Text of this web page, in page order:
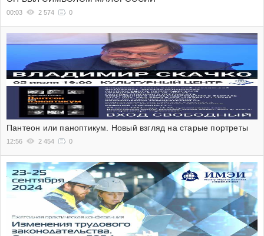
00:03 2 574 0
Пантеон или паноптикум. Новый взгляд на старые портреты
12:56 2 454 0